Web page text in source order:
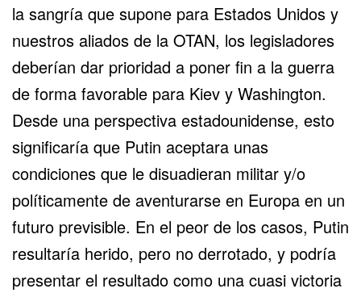
la sangría que supone para Estados Unidos y
nuestros aliados de la OTAN, los legisladores
deberían dar prioridad a poner fin a la guerra
de forma favorable para Kiev y Washington.
Desde una perspectiva estadounidense, esto
significaría que Putin aceptara unas
condiciones que le disuadieran militar y/o
políticamente de aventurarse en Europa en un
futuro previsible. En el peor de los casos, Putin
resultaría herido, pero no derrotado, y podría
presentar el resultado como una cuasi victoria